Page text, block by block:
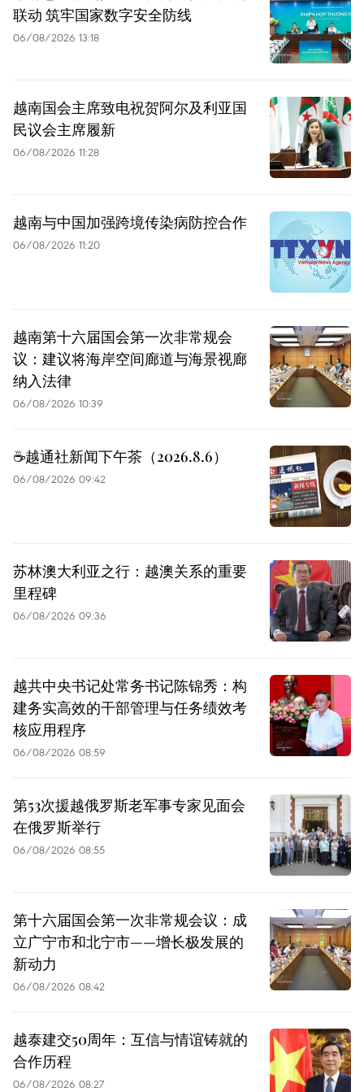
联动 筑牢国家数字安全防线
06/08/2026 13:18
越南国会主席致电祝贺阿尔及利亚国
民议会主席履新
06/08/2026 11:28
越南与中国加强跨境传染病防控合作
06/08/2026 11:20
越南第十六届国会第一次非常规会
议：建议将海岸空间廊道与海景视廊
纳入法律
06/08/2026 10:39
☕️越通社新闻下午茶（2026.8.6）
06/08/2026 09:42
苏林澳大利亚之行：越澳关系的重要
里程碑
06/08/2026 09:36
越共中央书记处常务书记陈锦秀：构
建务实高效的干部管理与任务绩效考
核应用程序
06/08/2026 08:59
第53次援越俄罗斯老军事专家见面会
在俄罗斯举行
06/08/2026 08:55
第十六届国会第一次非常规会议：成
立广宁市和北宁市——增长极发展的
新动力
06/08/2026 08:42
越泰建交50周年：互信与情谊铸就的
合作历程
06/08/2026 08:27